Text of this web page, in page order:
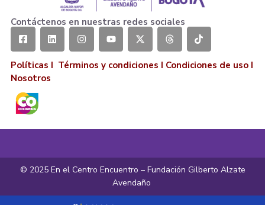
Contáctenos en nuestras redes sociales
Políticas I Términos y condiciones I Condiciones de uso I
Nosotros
© 2025 En el Centro Encuentro – Fundación Gilberto Alzate
Avendaño